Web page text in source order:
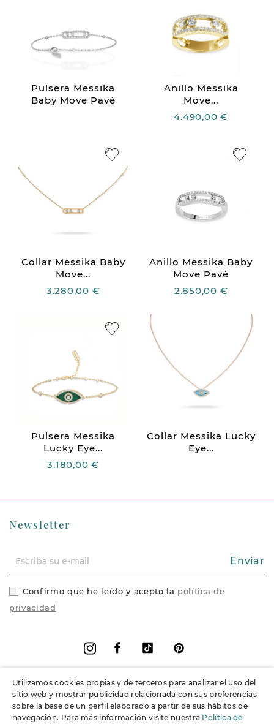
Pulsera Messika
Baby Move Pavé
Anillo Messika
Move...
4.490,00 €
Collar Messika Baby
Move...
3.280,00 €
Anillo Messika Baby
Move Pavé
2.850,00 €
Pulsera Messika
Lucky Eye...
3.180,00 €
Collar Messika Lucky
Eye...
Información
Newsletter
Enviar
Confirmo que he leído y acepto la política de
privacidad
FacebookVimeo
Instagram
Utilizamos cookies propias y de terceros para analizar el uso del
sitio web y mostrar publicidad relacionada con sus preferencias
sobre la base de un perfil elaborado a partir de sus hábitos de
navegación. Para más información visite nuestra Política de